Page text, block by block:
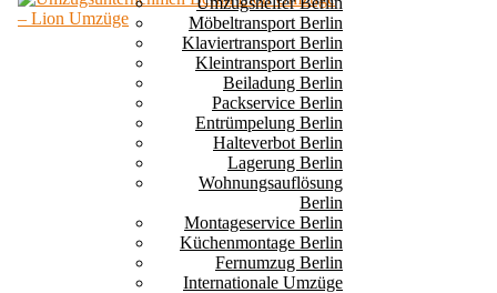
Möbeltransport Berlin
Klaviertransport Berlin
Kleintransport Berlin
Beiladung Berlin
Packservice Berlin
Entrümpelung Berlin
Halteverbot Berlin
Lagerung Berlin
Wohnungsauflösung
Berlin
Montageservice Berlin
Küchenmontage Berlin
Fernumzug Berlin
Internationale Umzüge